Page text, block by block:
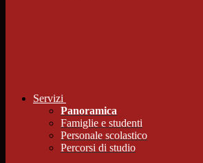
Servizi
Panoramica
Famiglie e studenti
Personale scolastico
Percorsi di studio